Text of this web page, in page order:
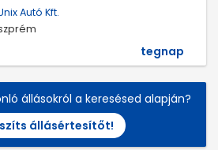
Autó Kft.
tegnap
állásokról a keresésed alapján?
állásértesítőt!